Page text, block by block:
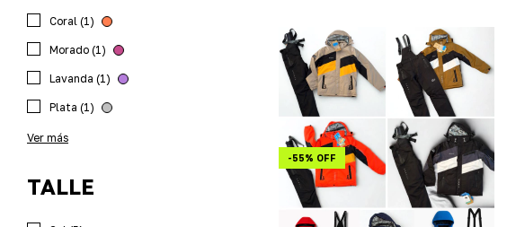
Coral (1)
Morado (1)
Lavanda (1)
Plata (1)
Ver más
TALLE
-55% OFF